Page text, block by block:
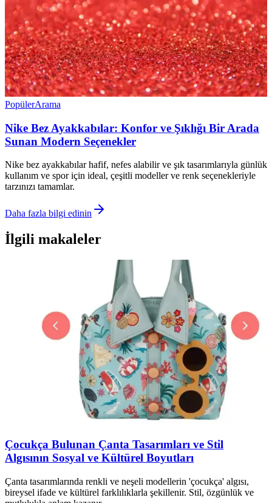
PopülerArama
Nike Bez Ayakkabılar: Konfor ve Şıklığı Bir Arada
Sunan Modern Seçenekler
Nike bez ayakkabılar hafif, nefes alabilir ve şık tasarımlarıyla günlük
kullanım ve spor için ideal, çeşitli modeller ve renk seçenekleriyle
tarzınızı tamamlar.
Daha fazla bilgi edinin
İlgili makaleler
Çocukça Bulunan Çanta Tasarımları ve Stil
Algısının Sosyal ve Kültürel Boyutları
Çanta tasarımlarında renkli ve neşeli modellerin 'çocukça' algısı,
bireysel ifade ve kültürel farklılıklarla şekillenir. Stil, özgünlük ve